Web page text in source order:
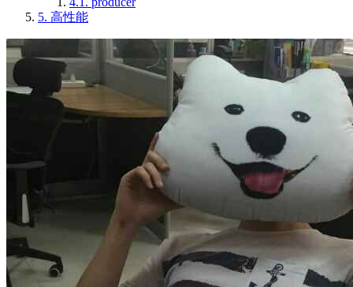
5. 高性能